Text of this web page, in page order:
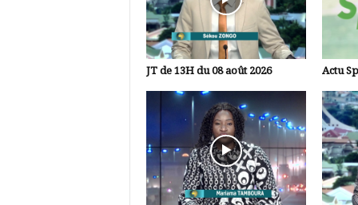
JT de 13H du 08 août 2026 Actu